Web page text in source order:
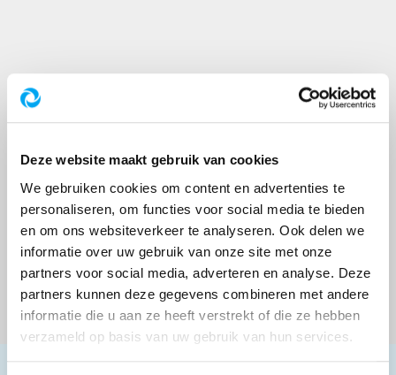
Deze website maakt gebruik van cookies
We gebruiken cookies om content en advertenties te
personaliseren, om functies voor social media te bieden
en om ons websiteverkeer te analyseren. Ook delen we
informatie over uw gebruik van onze site met onze
partners voor social media, adverteren en analyse. Deze
partners kunnen deze gegevens combineren met andere
informatie die u aan ze heeft verstrekt of die ze hebben
verzameld op basis van uw gebruik van hun services.